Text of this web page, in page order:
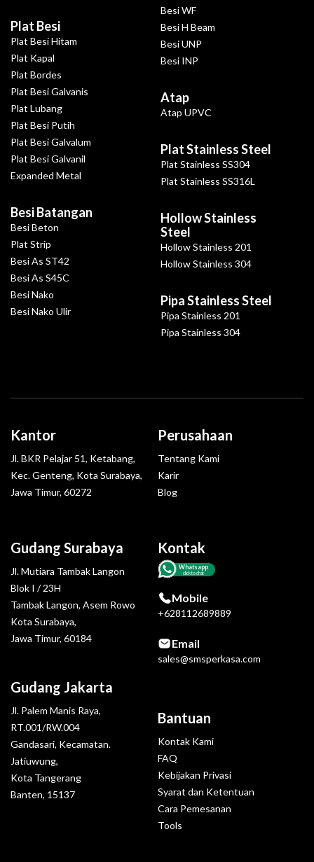
Plat Besi
Plat Besi Hitam
Plat Kapal
Plat Bordes
Plat Besi Galvanis
Plat Lubang
Plat Besi Putih
Plat Besi Galvalum
Plat Besi Galvanil
Expanded Metal
Besi Batangan
Besi Beton
Plat Strip
Besi As ST42
Besi As S45C
Besi Nako
Besi Nako Ulir
Besi WF
Besi H Beam
Besi UNP
Besi INP
Atap
Atap UPVC
Plat Stainless Steel
Plat Stainless SS304
Plat Stainless SS316L
Hollow Stainless
Steel
Hollow Stainless 201
Hollow Stainless 304
Pipa Stainless Steel
Pipa Stainless 201
Pipa Stainless 304
Gudang Surabaya
Jl. Mutiara Tambak Langon
Blok I / 23H
Tambak Langon, Asem Rowo
Kota Surabaya,
Jawa Timur, 60184
Gudang Jakarta
Jl. Palem Manis Raya,
RT.001/RW.004
Gandasari, Kecamatan.
Jatiuwung,
Kota Tangerang
Banten, 15137
Kantor
Jl. BKR Pelajar 51, Ketabang,
Kec. Genteng, Kota Surabaya,
Jawa Timur, 60272
Kontak
Whatsapp
click to chat
Mobile
+628112689889
Email
sales@smsperkasa.com
Perusahaan
Tentang Kami
Karir
Blog
Bantuan
Kontak Kami
FAQ
Kebijakan Privasi
Syarat dan Ketentuan
Cara Pemesanan
Tools